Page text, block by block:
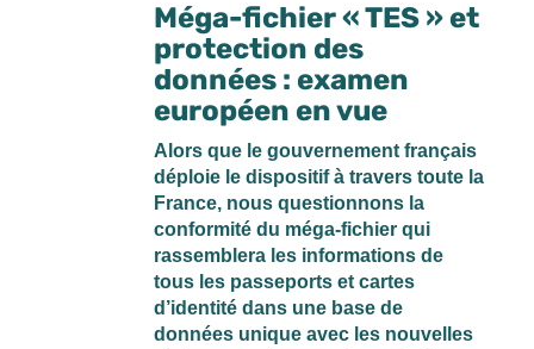
Méga-fichier « TES » et
protection des
données : examen
européen en vue
Alors que le gouvernement français
déploie le dispositif à travers toute la
France, nous questionnons la
conformité du méga-fichier qui
rassemblera les informations de
tous les passeports et cartes
d’identité dans une base de
données unique avec les nouvelles